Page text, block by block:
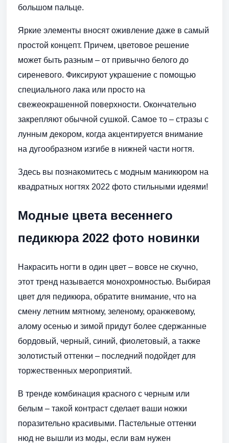
большом пальце.
Яркие элементы вносят оживление даже в самый
простой концепт. Причем, цветовое решение
может быть разным – от привычно белого до
сиреневого. Фиксируют украшение с помощью
специального лака или просто на
свежеокрашенной поверхности. Окончательно
закрепляют обычной сушкой. Самое то – стразы с
лунным декором, когда акцентируется внимание
на дугообразном изгибе в нижней части ногтя.
Здесь вы познакомитесь с модным маникюром на
квадратных ногтях 2022 фото стильными идеями!
Модные цвета весеннего
педикюра 2022 фото новинки
Накрасить ногти в один цвет – вовсе не скучно,
этот тренд называется монохромностью. Выбирая
цвет для педикюра, обратите внимание, что на
смену летним мятному, зеленому, оранжевому,
алому осенью и зимой придут более сдержанные
бордовый, черный, синий, фиолетовый, а также
золотистый оттенки – последний подойдет для
торжественных мероприятий.
В тренде комбинация красного с черным или
белым – такой контраст сделает ваши ножки
поразительно красивыми. Пастельные оттенки
нюд не вышли из моды, если вам нужен